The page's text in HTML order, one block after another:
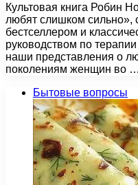
Культовая книга Робин
любят слишком
бестселлером и
руководством по
наши представления о
поколениям женщин во …
Бытовые вопросы